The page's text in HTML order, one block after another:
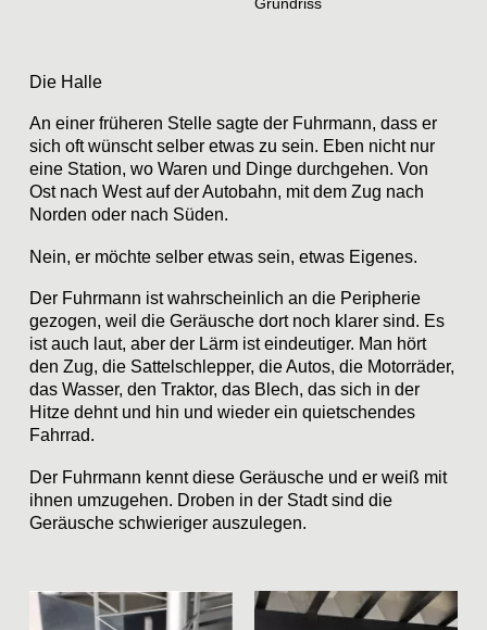
Grundriss
Die Halle
An einer früheren Stelle sagte der Fuhrmann, dass er
sich oft wünscht selber etwas zu sein. Eben nicht nur
eine Station, wo Waren und Dinge durchgehen. Von
Ost nach West auf der Autobahn, mit dem Zug nach
Norden oder nach Süden.
Nein, er möchte selber etwas sein, etwas Eigenes.
Der Fuhrmann ist wahrscheinlich an die Peripherie
gezogen, weil die Geräusche dort noch klarer sind. Es
ist auch laut, aber der Lärm ist eindeutiger. Man hört
den Zug, die Sattelschlepper, die Autos, die Motorräder,
das Wasser, den Traktor, das Blech, das sich in der
Hitze dehnt und hin und wieder ein quietschendes
Fahrrad.
Der Fuhrmann kennt diese Geräusche und er weiß mit
ihnen umzugehen. Droben in der Stadt sind die
Geräusche schwieriger auszulegen.